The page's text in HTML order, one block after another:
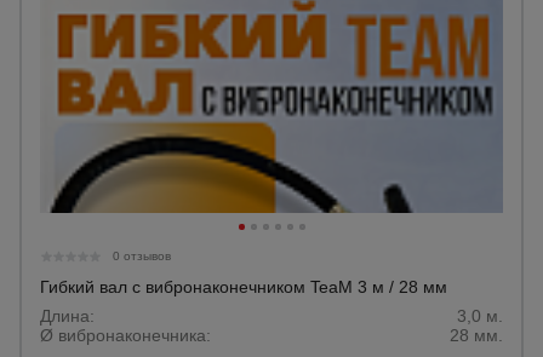
0 отзывов
Гибкий вал с вибронаконечником TeaM 3 м / 28 мм
Длина:
3,0 м.
Ø вибронаконечника:
28 мм.